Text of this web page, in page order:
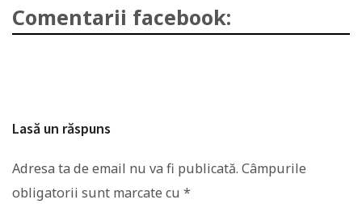
Comentarii facebook:
Lasă un răspuns
Adresa ta de email nu va fi publicată. Câmpurile
obligatorii sunt marcate cu *